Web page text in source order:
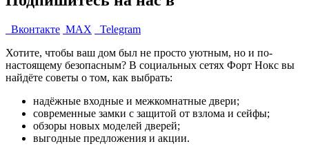
Вконтакте MAX
Telegram
Хотите, чтобы ваш дом был не просто уютным, но и по-
настоящему безопасным? В социальных сетях Форт Нокс вы
найдёте советы о том, как выбрать:
надёжные входные и межкомнатные двери;
современные замки с защитой от взлома и сейфы;
обзоры новых моделей дверей;
выгодные предложения и акции.